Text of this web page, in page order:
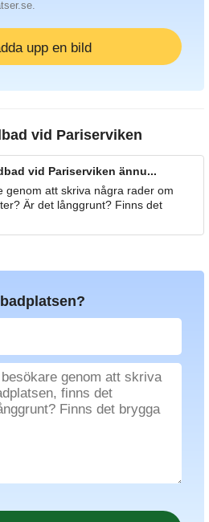
upp en bild
vid Pariserviken
vid Pariserviken ännu...
genom att skriva några rader om
Är det långgrunt? Finns det